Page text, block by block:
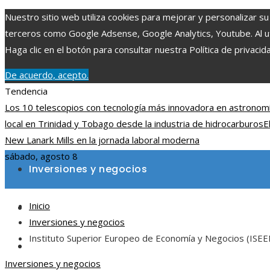
Nuestro sitio web utiliza cookies para mejorar y personalizar
terceros como Google Adsense, Google Analytics, Youtube.
Haga clic en el botón para consultar nuestra Política de
De acuerdo, acepto.
Tendencia
Los 10 telescopios con tecnología más innovadora en
local en Trinidad y Tobago desde la industria de hidrocarburos
New Lanark Mills en la jornada laboral moderna
sábado, agosto 8
Inversiones y negocios
Ciencia y tecnología
Cultura y ocio
Inicio
Inversiones y negocios
Instituto Superior Europeo de Economía y Negocios
Inversiones y negocios